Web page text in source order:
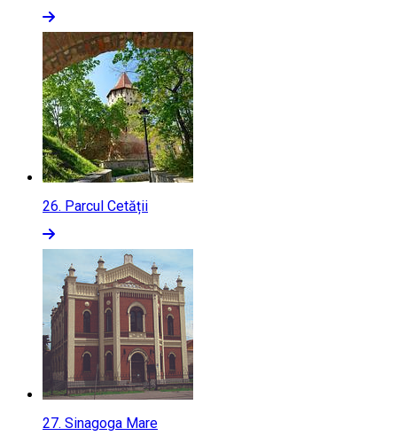
26. Parcul Cetății
27. Sinagoga Mare